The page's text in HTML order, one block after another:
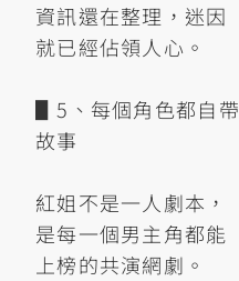
資訊還在整理，迷因
就已經佔領人心。
▋5、每個角色都自帶
故事
紅姐不是一人劇本，
是每一個男主角都能
上榜的共演網劇。